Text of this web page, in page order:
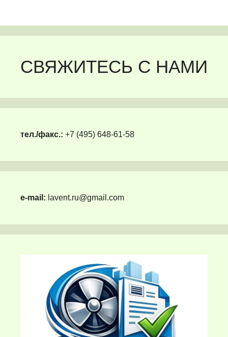
СВЯЖИТЕСЬ С НАМИ
тел./факс.: +7 (495) 648-61-58
e-mail: lavent.ru@gmail.com